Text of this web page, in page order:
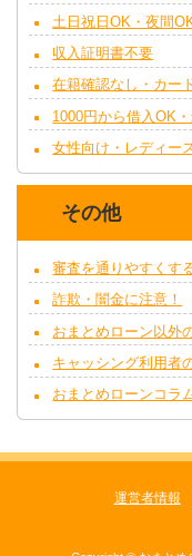
土日祝日OK・夜間
収入証明書不要
在籍確認なし・カー
1000円から借入OK
女性向け・レディー
その他
審査を通りやすくす
詐欺・闇金に注意！
おまとめローン以外
キャッシング利用者
おまとめローンコラ
運営者情報